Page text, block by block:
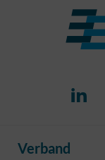
Verband